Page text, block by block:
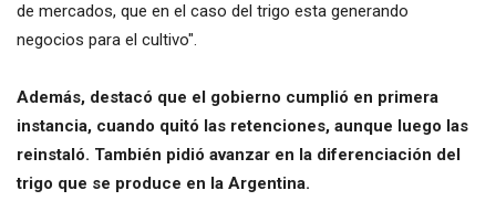
de mercados, que en el caso del trigo esta generando
negocios para el cultivo".
Además, destacó que el gobierno cumplió en primera
instancia, cuando quitó las retenciones, aunque luego las
reinstaló. También pidió avanzar en la diferenciación del
trigo que se produce en la Argentina.